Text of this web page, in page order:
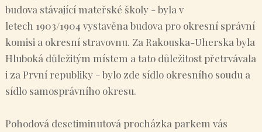
budova stávající mateřské školy - byla v
letech 1903/1904 vystavěna budova pro okresní správní
komisi a okresní stravovnu. Za Rakouska-Uherska byla
Hluboká důležitým místem a tato důležitost přetrvávala
i za První republiky - bylo zde sídlo okresního soudu a
sídlo samosprávního okresu.
Pohodová desetiminutová procházka parkem vás